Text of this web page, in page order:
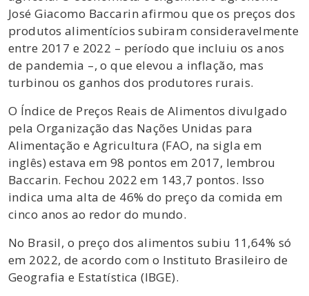
José Giacomo Baccarin afirmou que os preços dos
produtos alimentícios subiram consideravelmente
entre 2017 e 2022 – período que incluiu os anos
de pandemia –, o que elevou a inflação, mas
turbinou os ganhos dos produtores rurais.
O Índice de Preços Reais de Alimentos divulgado
pela Organização das Nações Unidas para
Alimentação e Agricultura (FAO, na sigla em
inglês) estava em 98 pontos em 2017, lembrou
Baccarin. Fechou 2022 em 143,7 pontos. Isso
indica uma alta de 46% do preço da comida em
cinco anos ao redor do mundo.
No Brasil, o preço dos alimentos subiu 11,64% só
em 2022, de acordo com o Instituto Brasileiro de
Geografia e Estatística (IBGE).